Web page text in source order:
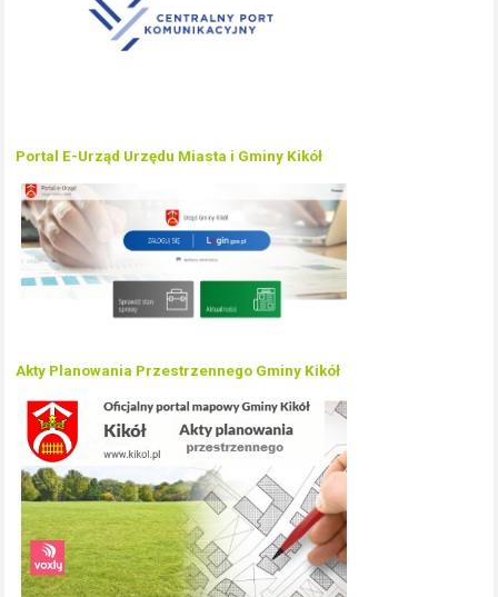
Portal E-Urząd Urzędu Miasta i Gminy Kikół
Akty Planowania Przestrzennego Gminy Kikół